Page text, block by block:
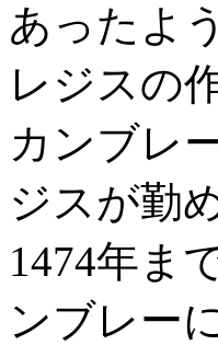
あったよ
レジスの
カンブレ
ジスが勤
1474年ま
ンブレー